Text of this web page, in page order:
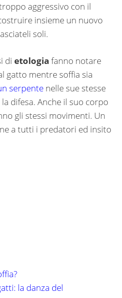
aggressivo con il
insieme un nuovo
soli.
di etologia fanno notare
gatto mentre soffia sia
serpente nelle sue stesse
difesa. Anche il suo corpo
gli stessi movimenti. Un
a tutti i predatori ed insito
la danza del